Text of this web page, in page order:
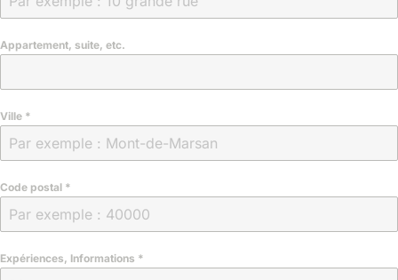
Appartement, suite, etc.
Ville *
Code postal *
Expériences, Informations *